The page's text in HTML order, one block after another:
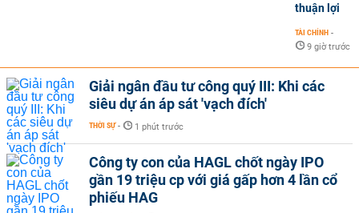
thuận lợi
TÀI CHÍNH -
9 giờ trước
Giải ngân đầu tư công quý III: Khi các
siêu dự án áp sát 'vạch đích'
THỜI SỰ - 1 phút trước
Công ty con của HAGL chốt ngày IPO
gần 19 triệu cp với giá gấp hơn 4 lần cổ
phiếu HAG